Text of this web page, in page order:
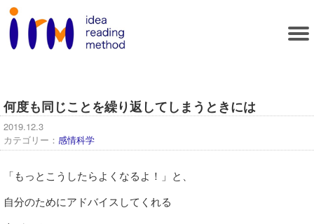
何度も同じことを繰り返してしまうときには
2019.12.3
カテゴリー： 感情科学
「もっとこうしたらよくなるよ！」と、
自分のためにアドバイスしてくれる